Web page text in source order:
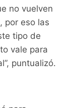
no vuelven
por eso las
tipo de
vale para
puntualizó.